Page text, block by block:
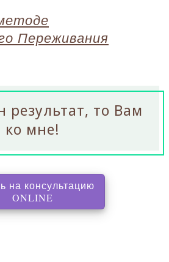
Переживания
результат, то Вам
ко мне!
на консультацию
ONLINE, перенаправляет на